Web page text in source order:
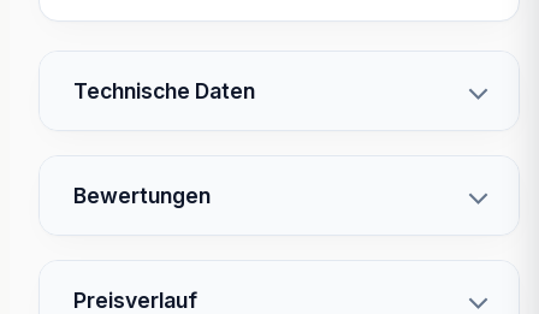
Technische Daten
Bewertungen
Preisverlauf